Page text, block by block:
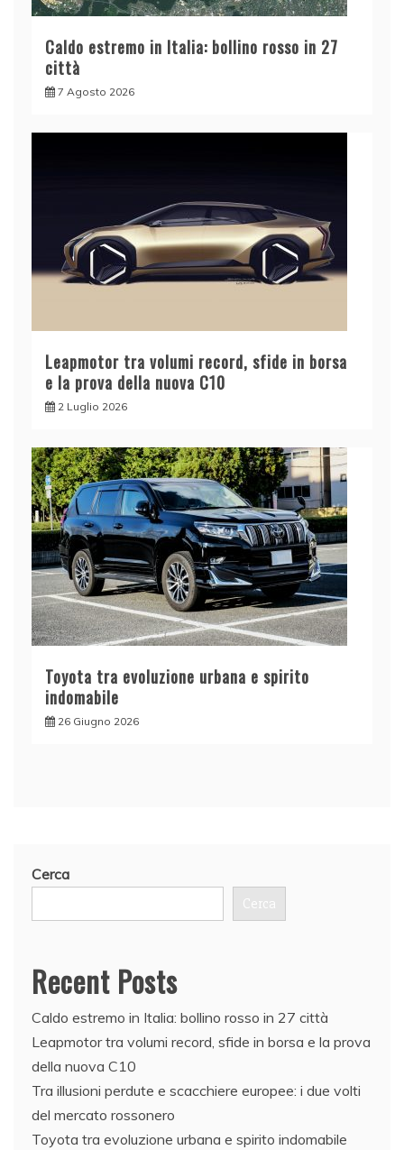
Caldo estremo in Italia: bollino rosso in 27
città
7 Agosto 2026
Leapmotor tra volumi record, sfide in borsa
e la prova della nuova C10
2 Luglio 2026
Toyota tra evoluzione urbana e spirito
indomabile
26 Giugno 2026
Cerca
Cerca
Recent Posts
Caldo estremo in Italia: bollino rosso in 27 città
Leapmotor tra volumi record, sfide in borsa e la prova
della nuova C10
Tra illusioni perdute e scacchiere europee: i due volti
del mercato rossonero
Toyota tra evoluzione urbana e spirito indomabile